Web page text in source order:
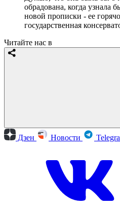
обрадована, когда узнала
новой прописки - ее
государственная
Читайте нас в
Дзен Новости